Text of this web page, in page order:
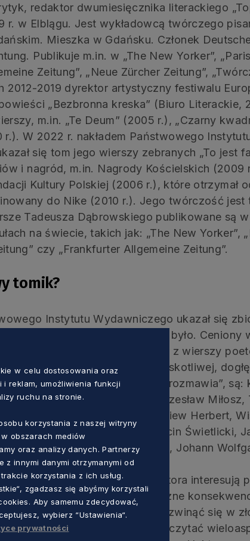
redaktor dwumiesięcznika literackiego
r. w Elblągu. Jest wykładowcą twórczego
Mieszka w Gdańsku. Członek
Publikuje m.in. w „The New Yorker”,
Zeitung”, „Neue Zürcher Zeitung”,
2012-2019 dyrektor artystyczny festiwalu
„Bezbronna kreska” (Biuro Literackie,
m.in. „Te Deum” (2005 r.), „Czarny
r.). W 2022 r. nakładem Państwowego
się tom jego wierszy zebranych „To jest
i nagród, m.in. Nagrody Kościelskich (2009
Kultury Polskiej (2006 r.), które otrzymał
do Nike (2010 r.). Jego twórczość jest
Tadeusza Dąbrowskiego publikowane są
na świecie, takich jak: „The New Yorker”,
czy „Frankfurter Allgemeine Zeitung”.
tomik?
Instytutu Wydawniczego ukazał się
To książka, jakiej dotąd nie było. Ceniony
sto kilkadziesiąt metafor z wierszy
każdej z nich kilka stron błyskotliwej,
Wśród autorów, z którymi „rozmawia”, są:
Cyprian Kamil Norwid, Czesław Miłosz,
Przyboś, Bruno Jasieński, Zbigniew Herbert,
Lipska, Adam Zagajewski, Marcin Świetlicki,
Różycki, Krystyna Dąbrowska, Johann
czy Nelly Sachs.
„W metaforze”, ponieważ jej autora interesują
które mają semantyczne
twórczym współudziale – rozwinąć się w
Jest to pozycja, która daje się czytać
w celu dostosowania oraz
reklam, umożliwienia funkcji
ruchu na stronie.
korzystania z naszej witryny
obszarach mediów
oraz analizy danych. Partnerzy
z innymi danymi otrzymanymi od
korzystania z ich usług.
zgadzasz się abyśmy korzystali
Aby samemu zdecydować,
wybierz “Ustawienia“.
prywatności